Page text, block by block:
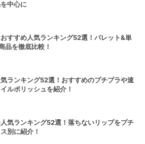
中心に
すすめ人気ランキング52選！パレット&単
品を徹底比較！
ランキング52選！おすすめのプチプラや速
ルポリッシュを紹介！
気ランキング52選！落ちないリップをプチ
別に紹介！